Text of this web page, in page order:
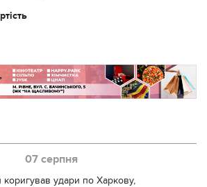
07 серпня
коригував удари по Харкову,